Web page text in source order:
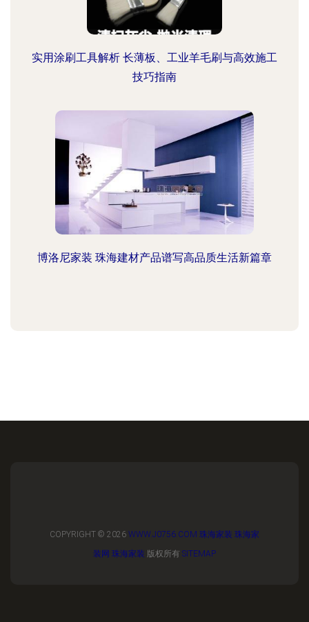
实用涂刷工具解析 长薄板、工业羊毛刷与高效施工
技巧指南
博洛尼家装 珠海建材产品谱写高品质生活新篇章
COPYRIGHT © 2026 WWW.J0756.COM 珠海家装 珠海家
装网 珠海家装 版权所有 SITEMAP